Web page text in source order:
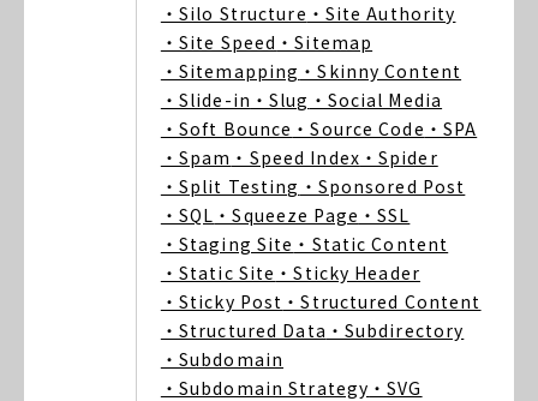
・Silo Structure ・Site Authority
・Site Speed ・Sitemap
・Sitemapping ・Skinny Content
・Slide-in ・Slug ・Social Media
・Soft Bounce ・Source Code ・SPA
・Spam ・Speed Index ・Spider
・Split Testing ・Sponsored Post
・SQL ・Squeeze Page ・SSL
・Staging Site ・Static Content
・Static Site ・Sticky Header
・Sticky Post ・Structured Content
・Structured Data ・Subdirectory
・Subdomain
・Subdomain Strategy ・SVG